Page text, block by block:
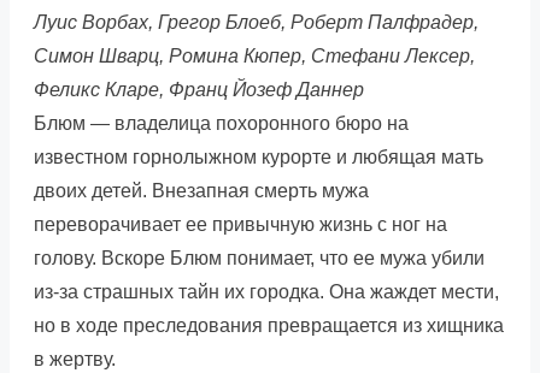
Луис Ворбах, Грегор Блоеб, Роберт Палфрадер,
Симон Шварц, Ромина Кюпер, Стефани Лексер,
Феликс Кларе, Франц Йозеф Даннер
Блюм — владелица похоронного бюро на
известном горнолыжном курорте и любящая мать
двоих детей. Внезапная смерть мужа
переворачивает ее привычную жизнь с ног на
голову. Вскоре Блюм понимает, что ее мужа убили
из-за страшных тайн их городка. Она жаждет мести,
но в ходе преследования превращается из хищника
в жертву.